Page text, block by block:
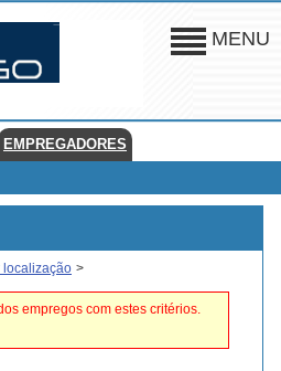
MENU
EMPREGADORES
localização >
empregos com estes critérios.